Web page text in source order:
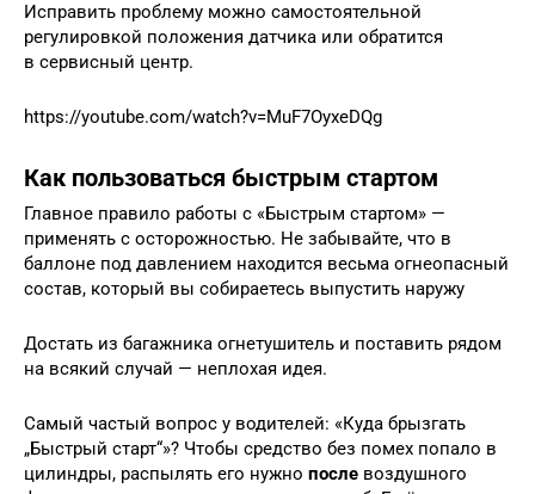
Исправить проблему можно самостоятельной
регулировкой положения датчика или обратится
в сервисный центр.
https://youtube.com/watch?v=MuF7OyxeDQg
Как пользоваться быстрым стартом
Главное правило работы с «Быстрым стартом» —
применять с осторожностью. Не забывайте, что в
баллоне под давлением находится весьма огнеопасный
состав, который вы собираетесь выпустить наружу
Достать из багажника огнетушитель и поставить рядом
на всякий случай — неплохая идея.
Самый частый вопрос у водителей: «Куда брызгать
„Быстрый старт“»? Чтобы средство без помех попало в
цилиндры, распылять его нужно после воздушного